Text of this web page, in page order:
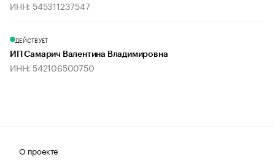
ИНН: 545311237547
ДЕЙСТВУЕТ
ИП Самарич Валентина Владимировна
ИНН: 542106500750
О проекте